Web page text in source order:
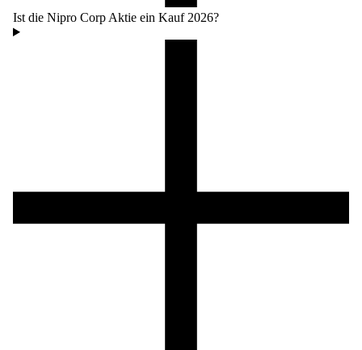
Ist die Nipro Corp Aktie ein Kauf 2026?